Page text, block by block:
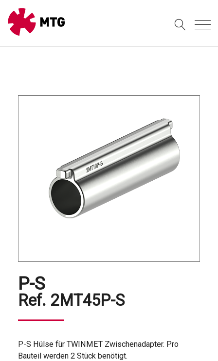
P-S
Ref. 2MT45P-S
P-S Hülse für TWINMET Zwischenadapter. Pro
Bauteil werden 2 Stück benötigt.